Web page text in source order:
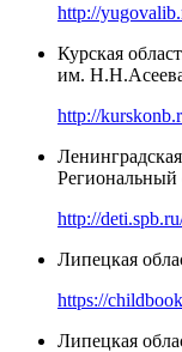
http://
Курская
им.
http://
Региональный
http://
Липецкая
https://
Липецкая